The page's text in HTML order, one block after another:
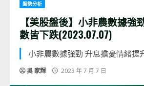
盤勢分析
【美股盤後】小非農數據強
數皆下跌(2023.07.07)
小非農數據強勁 升息擔憂情緒提
吳 家輝 2023 年 7 月 7 日